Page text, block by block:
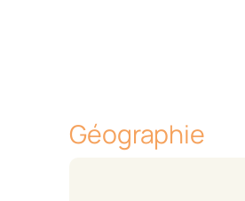
Géographie